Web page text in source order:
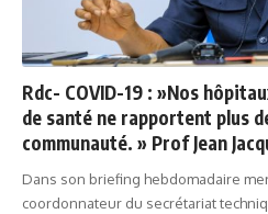
Rdc- COVID-19 : »Nos
de santé ne rapportent plus
communauté. » Prof Jean
Dans son briefing hebdomadaire
coordonnateur du secrétariat